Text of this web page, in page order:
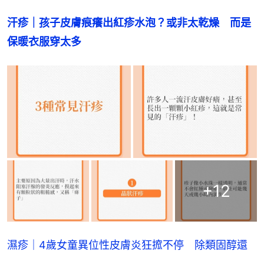
汗疹｜孩子皮膚痕癢出紅疹水泡？或非太乾燥　而是
保暖衣服穿太多
+12
濕疹｜4歲女童異位性皮膚炎狂搲不停 除類固醇還